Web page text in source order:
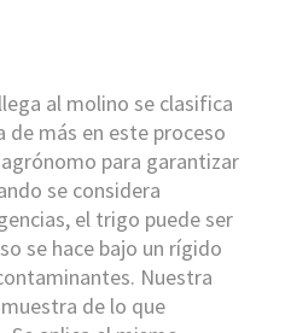
al molino se clasifica
de más en este proceso
para garantizar
se considera
el trigo puede ser
se hace bajo un rígido
Nuestra
de lo que